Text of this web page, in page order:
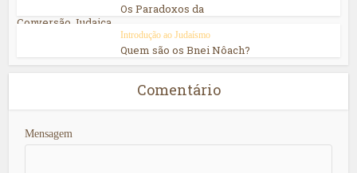
Os Paradoxos da
Conversão Judaica
Introdução ao Judaísmo
Quem são os Bnei Nôach?
Comentário
Mensagem